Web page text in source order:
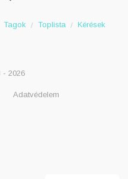
Tagok Toplista Kérések
- 2026
Adatvédelem